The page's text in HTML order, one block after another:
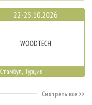
22-25.10.2026
WOODTECH
Стамбул, Турция
Смотреть все